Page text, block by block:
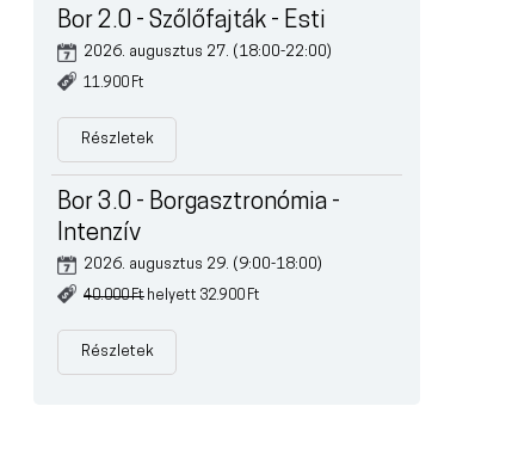
Bor 2.0 - Szőlőfajták - Esti
2026. augusztus 27. (18:00-22:00)
11.900 Ft
Részletek
Bor 3.0 - Borgasztronómia -
Intenzív
2026. augusztus 29. (9:00-18:00)
40.000 Ft helyett 32.900 Ft
Részletek